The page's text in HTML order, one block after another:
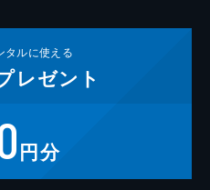
タルに使える
レゼント
円分